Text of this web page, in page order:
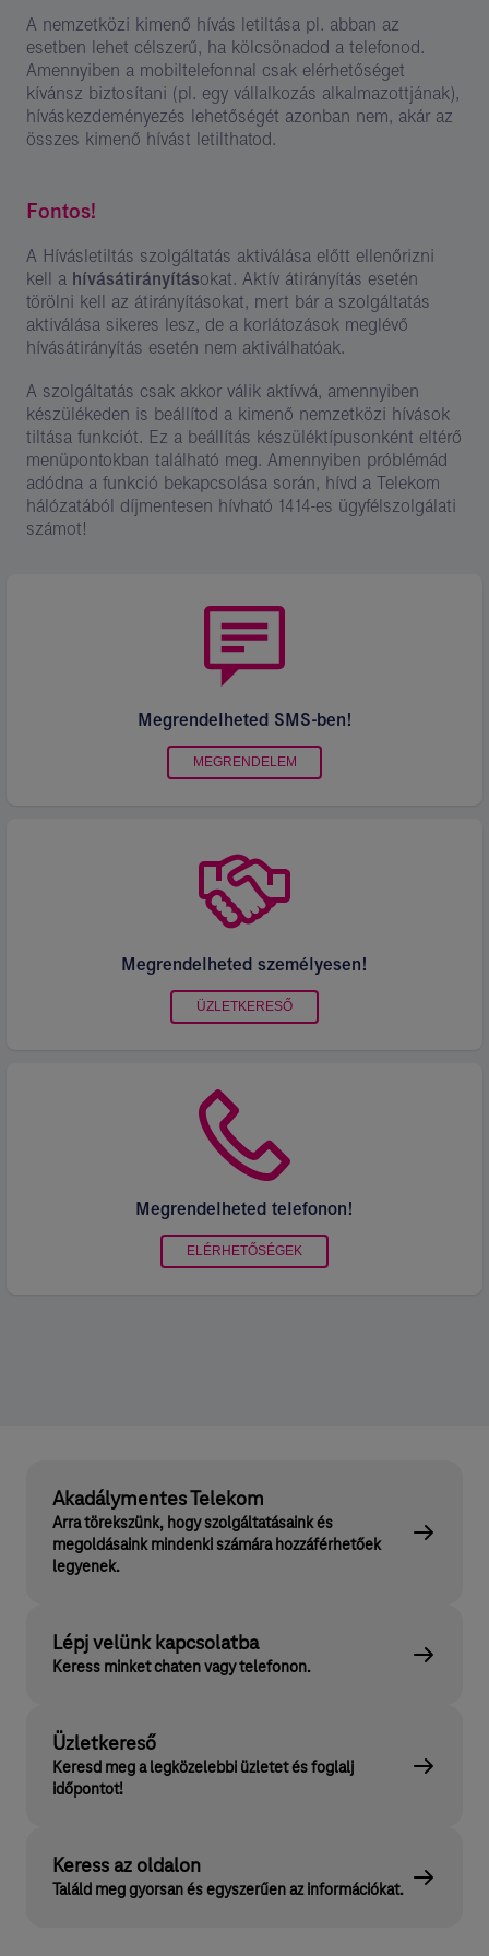
A nemzetközi kimenő hívás letiltása pl. abban az
esetben lehet célszerű, ha kölcsönadod a telefonod.
Amennyiben a mobiltelefonnal csak elérhetőséget
kívánsz biztosítani (pl. egy vállalkozás alkalmazottjának),
híváskezdeményezés lehetőségét azonban nem, akár az
összes kimenő hívást letilthatod.
Fontos!
A Hívásletiltás szolgáltatás aktiválása előtt ellenőrizni
kell a hívásátirányításokat. Aktív átirányítás esetén
törölni kell az átirányításokat, mert bár a szolgáltatás
aktiválása sikeres lesz, de a korlátozások meglévő
hívásátirányítás esetén nem aktiválhatóak.
A szolgáltatás csak akkor válik aktívvá, amennyiben
készülékeden is beállítod a kimenő nemzetközi hívások
tiltása funkciót. Ez a beállítás készüléktípusonként eltérő
menüpontokban található meg. Amennyiben próblémád
adódna a funkció bekapcsolása során, hívd a Telekom
hálózatából díjmentesen hívható 1414-es ügyfélszolgálati
számot!
Megrendelheted SMS-ben!
MEGRENDELEM
Megrendelheted személyesen!
ÜZLETKERESŐ
Megrendelheted telefonon!
ELÉRHETŐSÉGEK
Akadálymentes Telekom
Arra törekszünk, hogy szolgáltatásaink és
megoldásaink mindenki számára hozzáférhetőek
legyenek.
Lépj velünk kapcsolatba
Keress minket chaten vagy telefonon.
Üzletkereső
Keresd meg a legközelebbi üzletet és foglalj
időpontot!
Keress az oldalon
Találd meg gyorsan és egyszerűen az információkat.